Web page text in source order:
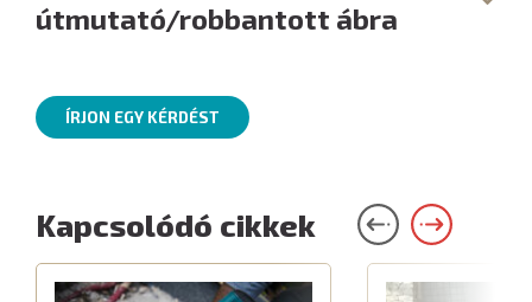
útmutató/robbantott ábra
ÍRJON EGY KÉRDÉST
Kapcsolódó cikkek